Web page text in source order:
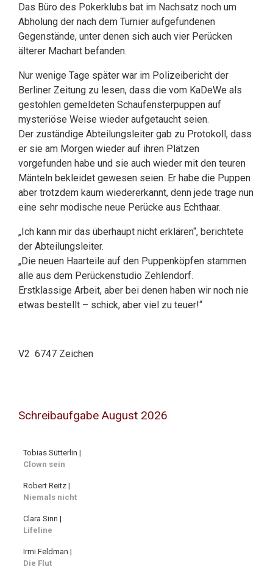
Das Büro des Pokerklubs bat im Nachsatz noch um
Abholung der nach dem Turnier aufgefundenen
Gegenstände, unter denen sich auch vier Perücken
älterer Machart befanden.
Nur wenige Tage später war im Polizeibericht der
Berliner Zeitung zu lesen, dass die vom KaDeWe als
gestohlen gemeldeten Schaufensterpuppen auf
mysteriöse Weise wieder aufgetaucht seien.
Der zuständige Abteilungsleiter gab zu Protokoll, dass
er sie am Morgen wieder auf ihren Plätzen
vorgefunden habe und sie auch wieder mit den teuren
Mänteln bekleidet gewesen seien. Er habe die Puppen
aber trotzdem kaum wiedererkannt, denn jede trage nun
eine sehr modische neue Perücke aus Echthaar.
„Ich kann mir das überhaupt nicht erklären“, berichtete
der Abteilungsleiter.
„Die neuen Haarteile auf den Puppenköpfen stammen
alle aus dem Perückenstudio Zehlendorf.
Erstklassige Arbeit, aber bei denen haben wir noch nie
etwas bestellt – schick, aber viel zu teuer!“
V2 6747 Zeichen
Schreibaufgabe August 2026
Tobias Sütterlin |
Clown sein
Robert Reitz |
Niemals nicht
Clara Sinn |
Lifeline
Irmi Feldman |
Die Flut